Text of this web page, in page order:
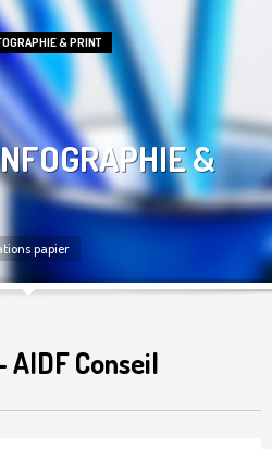
& PRINT
&
papier
Conseil